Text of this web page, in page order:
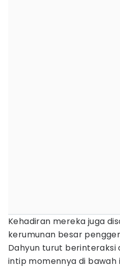
Kehadiran mereka juga
kerumunan besar
Dahyun turut berinteraksi
intip momennya di bawah